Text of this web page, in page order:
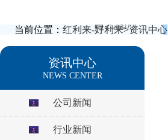
当前位置： 红利来-好利来>资讯中心
资讯中心
NEWS CENTER
公司新闻
行业新闻